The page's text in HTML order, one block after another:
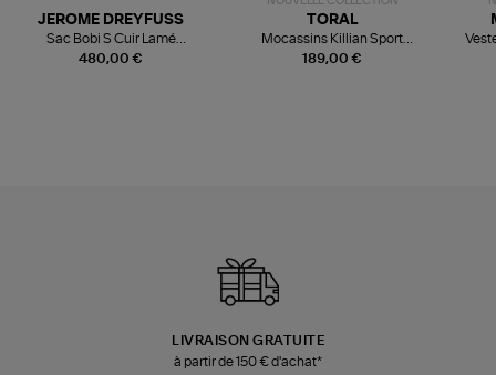
480,00 €
JEROME DREYFUSS
Sac Bobi S Cuir Lamé
Champagne
189,00 €
TORAL
Mocassins Killian Sport
Mousse
LIVRAISON GRATUITE
à partir de 150 € d'achat*